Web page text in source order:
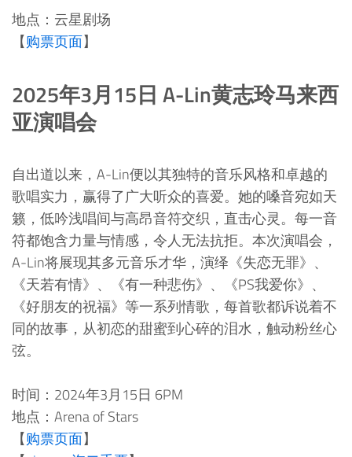
地点：云星剧场
【购票页面】
2025年3月15日 A-Lin黄志玲马来西
亚演唱会
自出道以来，A-Lin便以其独特的音乐风格和卓越的
歌唱实力，赢得了广大听众的喜爱。她的嗓音宛如天
籁，低吟浅唱间与高昂音符交织，直击心灵。每一音
符都饱含力量与情感，令人无法抗拒。本次演唱会，
A-Lin将展现其多元音乐才华，演绎《失恋无罪》、
《天若有情》、《有一种悲伤》、《PS我爱你》、
《好朋友的祝福》等一系列情歌，每首歌都诉说着不
同的故事，从初恋的甜蜜到心碎的泪水，触动粉丝心
弦。
时间：2024年3月15日 6PM
地点：Arena of Stars
【购票页面】